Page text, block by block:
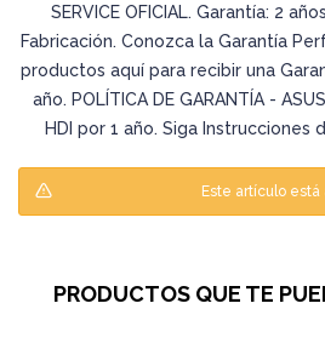
SERVICE OFICIAL. Garantía: 2
Fabricación. Conozca la Garantía
productos aquí para recibir una
año. POLÍTICA DE GARANTÍA -
HDI por 1 año. Siga Instrucciones
Este artículo está
PRODUCTOS QUE TE